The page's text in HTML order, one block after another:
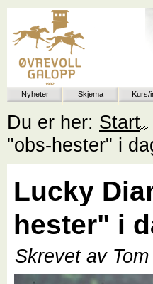
Nyheter Skjema Kurs/
Du er her: Start
"obs-hester" i
Lucky
hester" i
Skrevet av